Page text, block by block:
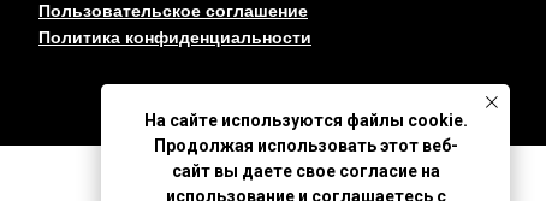
На сайте используются файлы cookie.
Продолжая использовать этот веб-
сайт вы даете свое согласие на
использование и соглашаетесь с
Политика конфиденциальности
Пользовательское соглашение